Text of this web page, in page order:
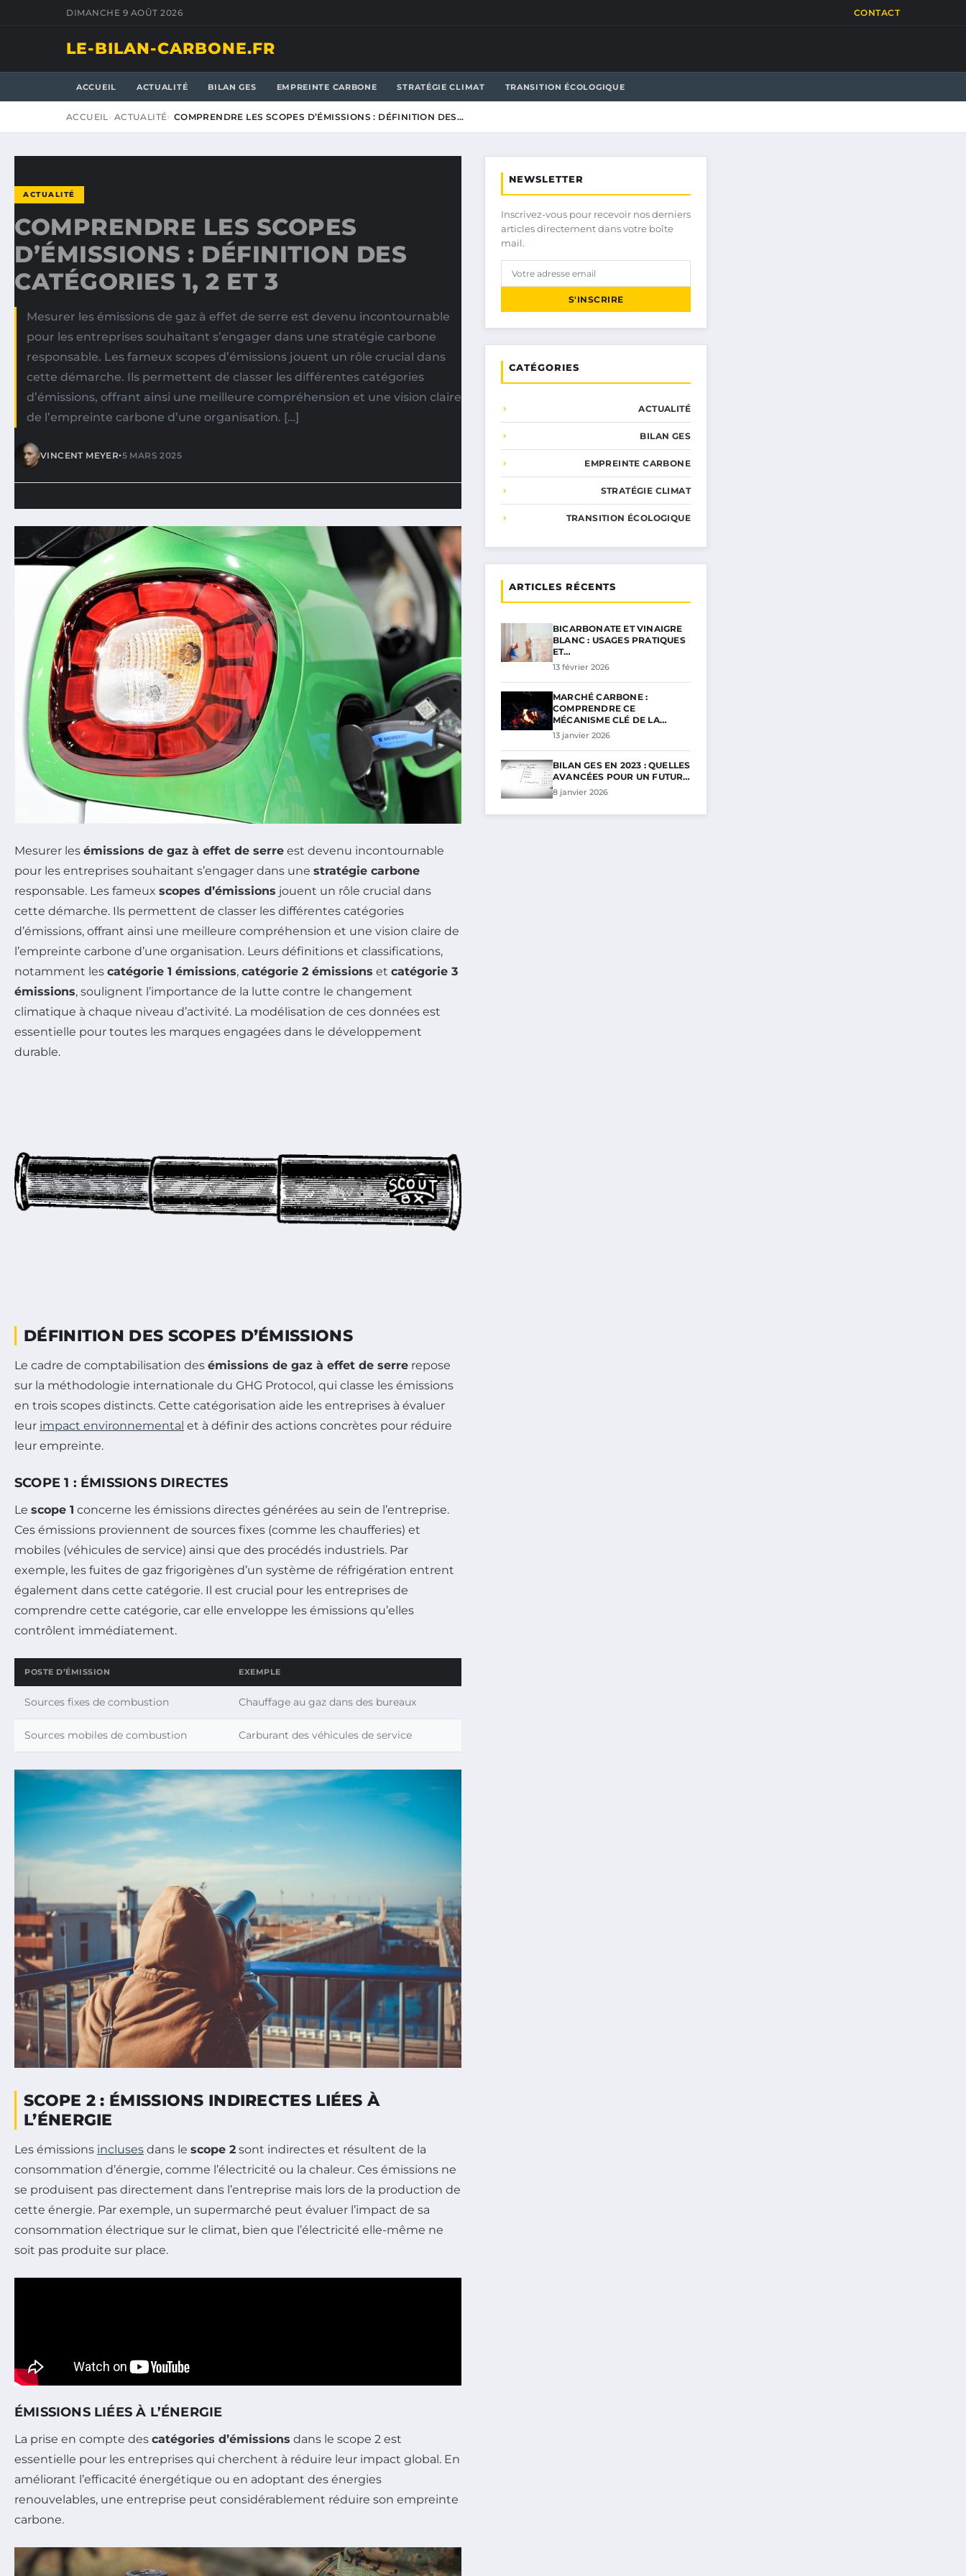
DIMANCHE 9 AOÛT 2026 CONTACT
LE-BILAN-CARBONE.FR
ACCUEIL ACTUALITÉ BILAN GES EMPREINTE CARBONE STRATÉGIE CLIMAT TRANSITION ÉCOLOGIQUE
ACCUEIL ACTUALITÉ COMPRENDRE LES SCOPES D’ÉMISSIONS : DÉFINITION DES…
ACTUALITÉ
COMPRENDRE LES SCOPES
D’ÉMISSIONS : DÉFINITION DES
CATÉGORIES 1, 2 ET 3
Mesurer les émissions de gaz à effet de serre est devenu incontournable
pour les entreprises souhaitant s’engager dans une stratégie carbone
responsable. Les fameux scopes d’émissions jouent un rôle crucial dans
cette démarche. Ils permettent de classer les différentes catégories
d’émissions, offrant ainsi une meilleure compréhension et une vision claire
de l’empreinte carbone d’une organisation. […]
VINCENT MEYER•5 MARS 2025
Mesurer les émissions de gaz à effet de serre est devenu incontournable
pour les entreprises souhaitant s’engager dans une stratégie carbone
responsable. Les fameux scopes d’émissions jouent un rôle crucial dans
cette démarche. Ils permettent de classer les différentes catégories
d’émissions, offrant ainsi une meilleure compréhension et une vision claire de
l’empreinte carbone d’une organisation. Leurs définitions et classifications,
notamment les catégorie 1 émissions, catégorie 2 émissions et catégorie 3
émissions, soulignent l’importance de la lutte contre le changement
climatique à chaque niveau d’activité. La modélisation de ces données est
essentielle pour toutes les marques engagées dans le développement
durable.
DÉFINITION DES SCOPES D’ÉMISSIONS
Le cadre de comptabilisation des émissions de gaz à effet de serre repose
sur la méthodologie internationale du GHG Protocol, qui classe les émissions
en trois scopes distincts. Cette catégorisation aide les entreprises à évaluer
leur impact environnemental et à définir des actions concrètes pour réduire
leur empreinte.
SCOPE 1 : ÉMISSIONS DIRECTES
Le scope 1 concerne les émissions directes générées au sein de l’entreprise.
Ces émissions proviennent de sources fixes (comme les chaufferies) et
mobiles (véhicules de service) ainsi que des procédés industriels. Par
exemple, les fuites de gaz frigorigènes d’un système de réfrigération entrent
également dans cette catégorie. Il est crucial pour les entreprises de
comprendre cette catégorie, car elle enveloppe les émissions qu’elles
contrôlent immédiatement.
POSTE D’ÉMISSION EXEMPLE
Sources fixes de combustion Chauffage au gaz dans des bureaux
Sources mobiles de combustion Carburant des véhicules de service
SCOPE 2 : ÉMISSIONS INDIRECTES LIÉES À
L’ÉNERGIE
Les émissions incluses dans le scope 2 sont indirectes et résultent de la
consommation d’énergie, comme l’électricité ou la chaleur. Ces émissions ne
se produisent pas directement dans l’entreprise mais lors de la production de
cette énergie. Par exemple, un supermarché peut évaluer l’impact de sa
consommation électrique sur le climat, bien que l’électricité elle-même ne
soit pas produite sur place.
ÉMISSIONS LIÉES À L’ÉNERGIE
La prise en compte des catégories d’émissions dans le scope 2 est
essentielle pour les entreprises qui cherchent à réduire leur impact global. En
améliorant l’efficacité énergétique ou en adoptant des énergies
renouvelables, une entreprise peut considérablement réduire son empreinte
carbone.
NEWSLETTER
Inscrivez-vous pour recevoir nos derniers
articles directement dans votre boîte
mail.
S'INSCRIRE
CATÉGORIES
ACTUALITÉ
BILAN GES
EMPREINTE CARBONE
STRATÉGIE CLIMAT
TRANSITION ÉCOLOGIQUE
ARTICLES RÉCENTS
BICARBONATE ET VINAIGRE
BLANC : USAGES PRATIQUES
ET…
13 février 2026
MARCHÉ CARBONE :
COMPRENDRE CE
MÉCANISME CLÉ DE LA…
13 janvier 2026
BILAN GES EN 2023 : QUELLES
AVANCÉES POUR UN FUTUR…
8 janvier 2026